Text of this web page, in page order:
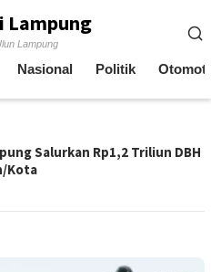
Lampung
Lampung
Nasional Politik
Salurkan Rp1,2 Triliun DBH
Kota